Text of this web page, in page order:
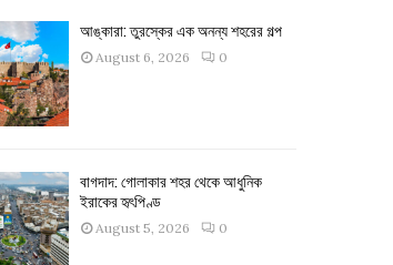
আঙ্কারা: তুরস্কের এক অনন্য শহরের গল্প
August 6, 2026 0
বাগদাদ: গোলাকার শহর থেকে আধুনিক
ইরাকের হৃৎপিণ্ড
August 5, 2026 0